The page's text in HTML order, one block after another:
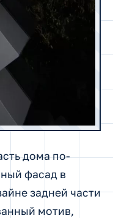
дома по-
фасад в
задней части
мотив,